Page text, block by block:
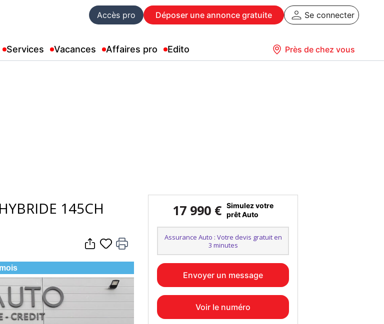
Accès pro Déposer une annonce gratuite Se connecter
Services Vacances Affaires pro Edito Près de chez vous
145CH
17 990 € Simulez votre
prêt Auto
Assurance Auto : Votre devis gratuit en
3 minutes
Envoyer un message
Voir le numéro